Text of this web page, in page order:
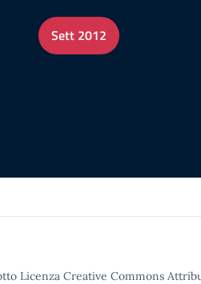
Sett 2012
Licenza Creative Commons